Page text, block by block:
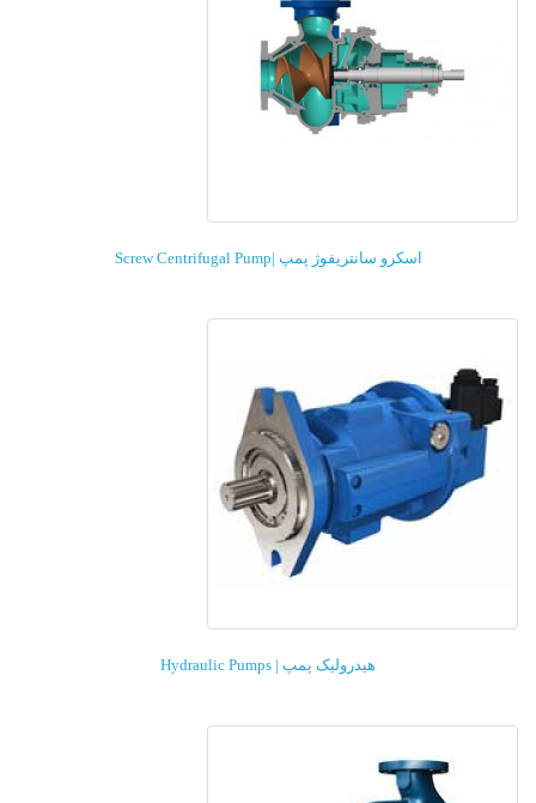
اسکرو سانتریفوژ پمپ |Screw Centrifugal Pump
هیدرولیک پمپ | Hydraulic Pumps